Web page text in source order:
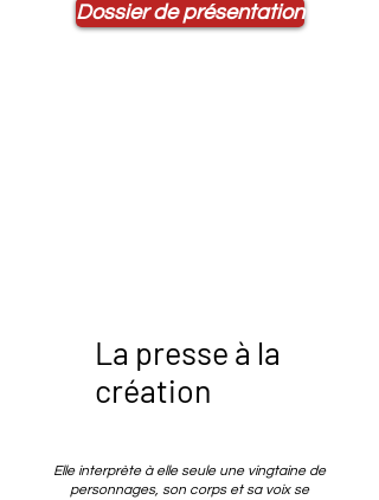
Dossier de présentation
La presse à la
création
Elle interprète à elle seule une vingtaine de
personnages, son corps et sa voix se